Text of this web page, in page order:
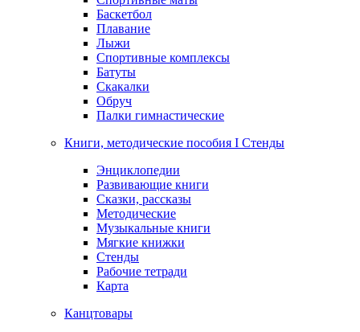
Баскетбол
Плавание
Лыжи
Спортивные комплексы
Батуты
Скакалки
Обруч
Палки гимнастические
Книги, методические пособия I Стенды
Энциклопедии
Развивающие книги
Сказки, рассказы
Методические
Музыкальные книги
Мягкие книжки
Стенды
Рабочие тетради
Карта
Канцтовары